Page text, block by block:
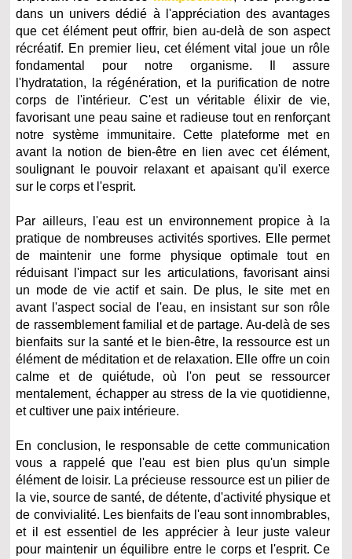
dans un univers dédié à l'appréciation des avantages
que cet élément peut offrir, bien au-delà de son aspect
récréatif. En premier lieu, cet élément vital joue un rôle
fondamental pour notre organisme. Il assure
l'hydratation, la régénération, et la purification de notre
corps de l'intérieur. C'est un véritable élixir de vie,
favorisant une peau saine et radieuse tout en renforçant
notre système immunitaire. Cette plateforme met en
avant la notion de bien-être en lien avec cet élément,
soulignant le pouvoir relaxant et apaisant qu'il exerce
sur le corps et l'esprit.
Par ailleurs, l'eau est un environnement propice à la
pratique de nombreuses activités sportives. Elle permet
de maintenir une forme physique optimale tout en
réduisant l'impact sur les articulations, favorisant ainsi
un mode de vie actif et sain. De plus, le site met en
avant l'aspect social de l'eau, en insistant sur son rôle
de rassemblement familial et de partage. Au-delà de ses
bienfaits sur la santé et le bien-être, la ressource est un
élément de méditation et de relaxation. Elle offre un coin
calme et de quiétude, où l'on peut se ressourcer
mentalement, échapper au stress de la vie quotidienne,
et cultiver une paix intérieure.
En conclusion, le responsable de cette communication
vous a rappelé que l'eau est bien plus qu'un simple
élément de loisir. La précieuse ressource est un pilier de
la vie, source de santé, de détente, d'activité physique et
de convivialité. Les bienfaits de l'eau sont innombrables,
et il est essentiel de les apprécier à leur juste valeur
pour maintenir un équilibre entre le corps et l'esprit. Ce